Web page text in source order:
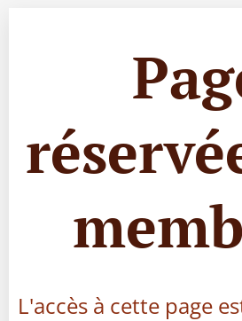
L'accès à cette page